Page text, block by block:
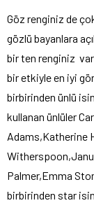
Göz renginiz de
gözlü bayanlara
bir ten renginiz
bir etkiyle en iyi
birbirinden ünlü
kullanan ünlüler
Adams,Katherine
Palmer,Emma
birbirinden star